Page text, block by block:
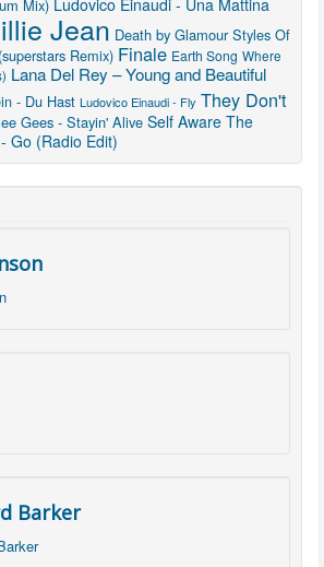
Mix) Ludovico Einaudi - Una Mattina
Jean Death by Glamour Styles Of
Remix) Finale Earth Song Where
Lana Del Rey – Young and Beautiful
- Du Hast Ludovico Einaudi - Fly They Don't
Gees - Stayin' Alive Self Aware The
Go (Radio Edit)
Barker